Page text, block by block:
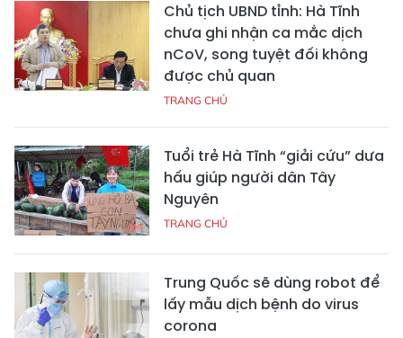
Chủ tịch UBND tỉnh: Hà Tĩnh
chưa ghi nhận ca mắc dịch
nCoV, song tuyệt đối không
được chủ quan
TRANG CHỦ
Tuổi trẻ Hà Tĩnh “giải cứu” dưa
hấu giúp người dân Tây
Nguyên
TRANG CHỦ
Trung Quốc sẽ dùng robot để
lấy mẫu dịch bệnh do virus
corona